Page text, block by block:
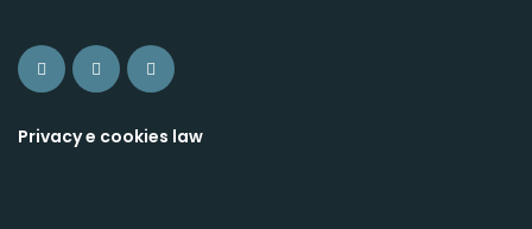
Privacy e cookies law